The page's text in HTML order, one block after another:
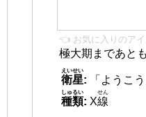
👈 お気に入りのアイ
極大期まであと
衛星
えいせい
:
「ようこう
種類
しゅるい
: X線
せん